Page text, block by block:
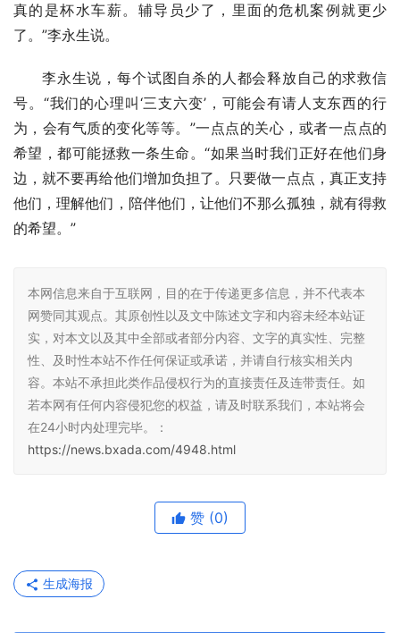
真的是杯水车薪。辅导员少了，里面的危机案例就更少
了。”李永生说。
李永生说，每个试图自杀的人都会释放自己的求救信
号。“我们的心理叫‘三支六变’，可能会有请人支东西的行
为，会有气质的变化等等。”一点点的关心，或者一点点的
希望，都可能拯救一条生命。“如果当时我们正好在他们身
边，就不要再给他们增加负担了。只要做一点点，真正支持
他们，理解他们，陪伴他们，让他们不那么孤独，就有得救
的希望。”
本网信息来自于互联网，目的在于传递更多信息，并不代表本
网赞同其观点。其原创性以及文中陈述文字和内容未经本站证
实，对本文以及其中全部或者部分内容、文字的真实性、完整
性、及时性本站不作任何保证或承诺，并请自行核实相关内
容。本站不承担此类作品侵权行为的直接责任及连带责任。如
若本网有任何内容侵犯您的权益，请及时联系我们，本站将会
在24小时内处理完毕。：
https://news.bxada.com/4948.html
赞 (0)
生成海报